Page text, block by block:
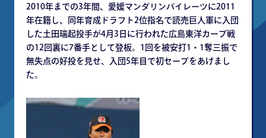
2010年までの3年間、愛媛マンダリンパイレーツに2011
年在籍し、同年育成ドラフト2位指名で読売巨人軍に入団
した土田瑞起投手が4月3日に行われた広島東洋カープ戦
の12回裏に7番手として登板。1回を被安打1・1奪三振で
無失点の好投を見せ、入団5年目で初セーブをあげまし
た。